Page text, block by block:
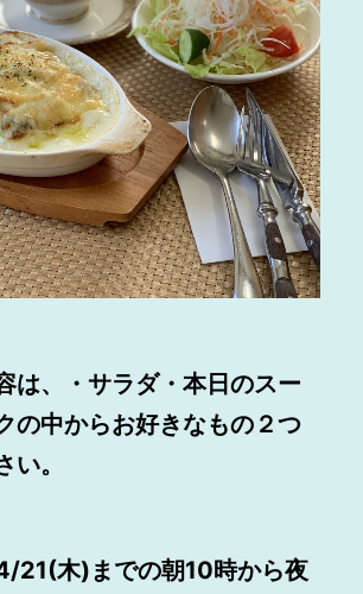
は、・サラダ・本日のスー
の中からお好きなもの２つ
い。
21(木)までの朝10時から夜